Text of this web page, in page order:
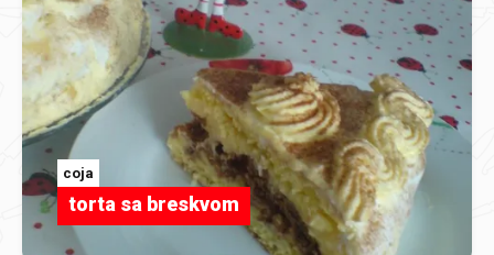
coja
torta sa breskvom